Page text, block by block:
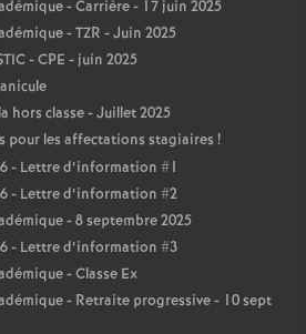
- Carrière - 17 juin 2025
- TZR - Juin 2025
- CPE - juin 2025
hors classe - Juillet 2025
pour les affectations stagiaires !
- Lettre d’information #1
- Lettre d’information #2
- 8 septembre 2025
- Lettre d’information #3
- Classe Ex
- Retraite progressive - 10 sept